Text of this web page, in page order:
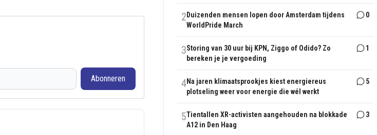
Abonneren
2 Duizenden mensen lopen door Amsterdam tijdens
WorldPride March
0
3Storing van 30 uur bij KPN, Ziggo of Odido? Zo
bereken je je vergoeding
1
4Na jaren klimaatsprookjes kiest energiereus
plotseling weer voor energie die wél werkt
5
5Tientallen XR-activisten aangehouden na blokkade
A12 in Den Haag
3